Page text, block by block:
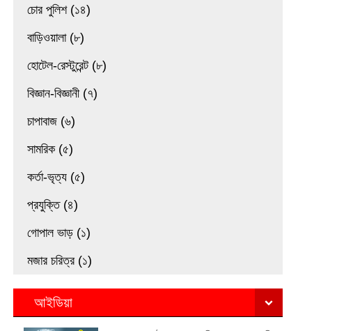
চোর পুলিশ (১৪)
বাড়িওয়ালা (৮)
হোটেল-রেস্টুরেন্ট (৮)
বিজ্ঞান-বিজ্ঞানী (৭)
চাপাবাজ (৬)
সামরিক (৫)
কর্তা-ভৃত্য (৫)
প্রযুক্তি (৪)
গোপাল ভাড় (১)
মজার চরিত্র (১)
আইডিয়া